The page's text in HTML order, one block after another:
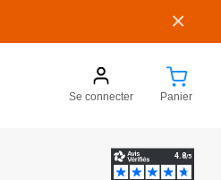
×
Se connecter Panier